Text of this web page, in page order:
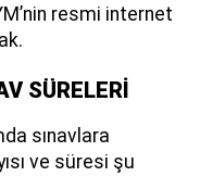
resmi internet
SÜRELERİ
sınavlara
ve süresi şu